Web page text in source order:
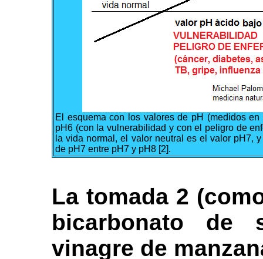
El esquema con los valores de pH (medidos
pH6 (con la vulnerabilidad y con el peligro de
la vida normal, el valor neutral es el valor pH7,
de pH7 entre pH7 y pH8 [2].
La tomada 2
bicarbonato de
vinagre de